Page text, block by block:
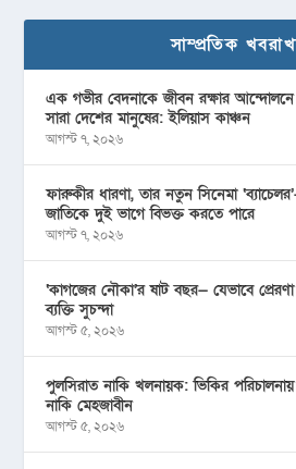
সাম্প্রতিক
এক গভীর বেদনাকে জীবন রক্ষার
সারা দেশের মানুষের: ইলিয়াস কাঞ্চন
আগস্ট ৭, ২০২৬
ফারুকীর ধারণা, তার নতুন সিনেমা
জাতিকে দুই ভাগে বিভক্ত করতে পারে
আগস্ট ৭, ২০২৬
‘কাগজের নৌকা’র ষাট বছর— যেভাবে
ব্যক্তি সুচন্দা
আগস্ট ৫, ২০২৬
পুলসিরাত নাকি খলনায়ক: ভিকির
নাকি মেহজাবীন
আগস্ট ৫, ২০২৬